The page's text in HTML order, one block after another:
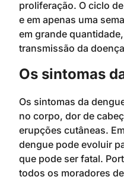
proliferação. O ciclo
e em apenas uma
em grande
transmissão da
Os sintomas
Os sintomas da
no corpo, dor de
erupções cutâneas.
dengue pode evoluir
que pode ser fatal.
todos os moradores